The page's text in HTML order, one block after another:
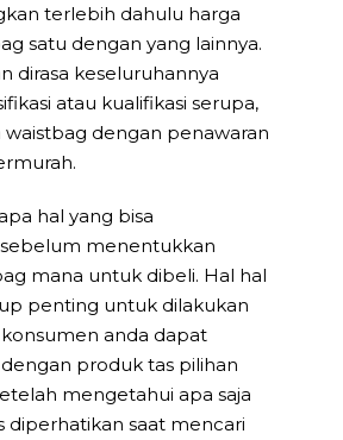
terlebih dahulu harga
satu dengan yang lainnya.
dirasa keseluruhannya
atau kualifikasi serupa,
waistbag dengan penawaran
hal yang bisa
menentukkan
mana untuk dibeli. Hal hal
penting untuk dilakukan
anda dapat
produk tas pilihan
mengetahui apa saja
diperhatikan saat mencari